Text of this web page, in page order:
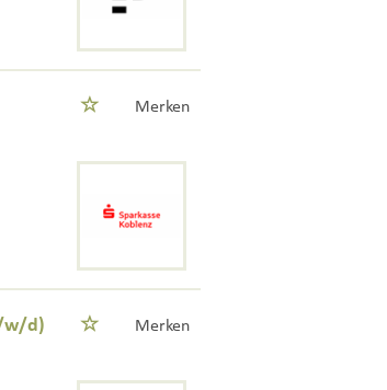
Merken
w/d) Merken